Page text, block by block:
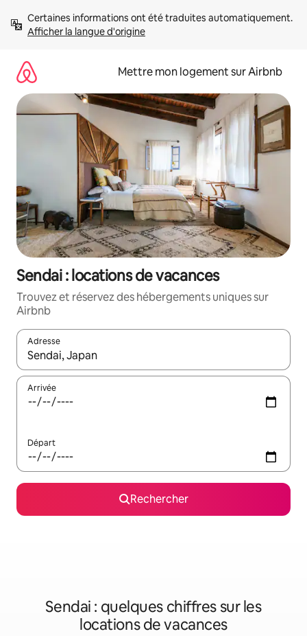
directement
Afficher la langue d'origine
Mettre mon logement sur Airbnb
Sendai : locations de vacances
Trouvez et réservez des hébergements uniques sur
Airbnb
Adresse
Lorsque les résultats s'affichent, utilisez les flèches vers le
Arrivée
Départ
Rechercher
Sendai : quelques chiffres sur les
locations de vacances